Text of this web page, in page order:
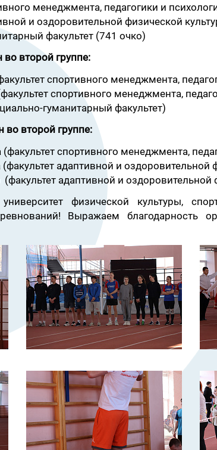
менеджмента, педагогики и
и оздоровительной физической
факультет (741 очко)
второй группе:
спортивного менеджмента,
спортивного менеджмента,
гуманитарный факультет)
второй группе:
спортивного менеджмента,
адаптивной и оздоровительной
(факультет адаптивной и оздоровительной
физической культуры,
Выражаем благодарность